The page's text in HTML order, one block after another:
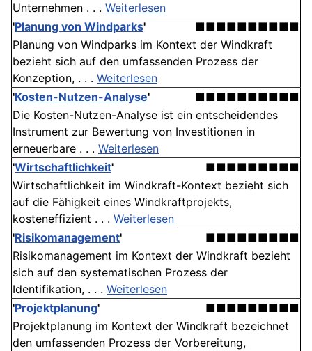
Unternehmen . . . Weiterlesen
'Planung von Windparks'
■■■■■■■■■■
Planung von Windparks im Kontext der Windkraft
bezieht sich auf den umfassenden Prozess der
Konzeption, . . . Weiterlesen
'Kosten-Nutzen-Analyse'
■■■■■■■■■■
Die Kosten-Nutzen-Analyse ist ein entscheidendes
Instrument zur Bewertung von Investitionen in
erneuerbare . . . Weiterlesen
'Wirtschaftlichkeit'
■■■■■■■■■
Wirtschaftlichkeit im Windkraft-Kontext bezieht sich
auf die Fähigkeit eines Windkraftprojekts,
kosteneffizient . . . Weiterlesen
'Risikomanagement'
■■■■■■■■■
Risikomanagement im Kontext der Windkraft bezieht
sich auf den systematischen Prozess der
Identifikation, . . . Weiterlesen
'Projektplanung'
■■■■■■■■■
Projektplanung im Kontext der Windkraft bezeichnet
den umfassenden Prozess der Vorbereitung,